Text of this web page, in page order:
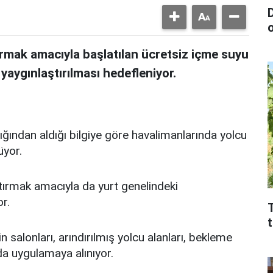
amacıyla başlatılan ücretsiz içme suyu
hedefleniyor.
aldığı bilgiye göre havalimanlarında yolcu
amacıyla da yurt genelindeki
arındırılmış yolcu alanları, bekleme
uygulamaya alınıyor.